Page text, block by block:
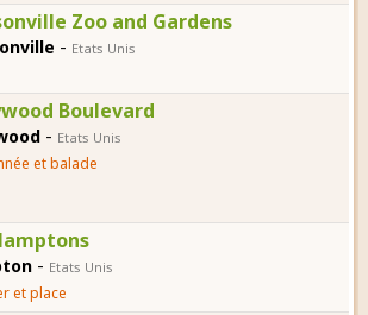
Zoo and Gardens
- Etats Unis
Boulevard
- Etats Unis
et balade
- Etats Unis
et place